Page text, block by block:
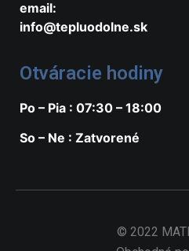
email:
info@tepluodolne.sk
Otváracie hodiny
Po – Pia : 07:30 – 18:00
So – Ne : Zatvorené
© 2022